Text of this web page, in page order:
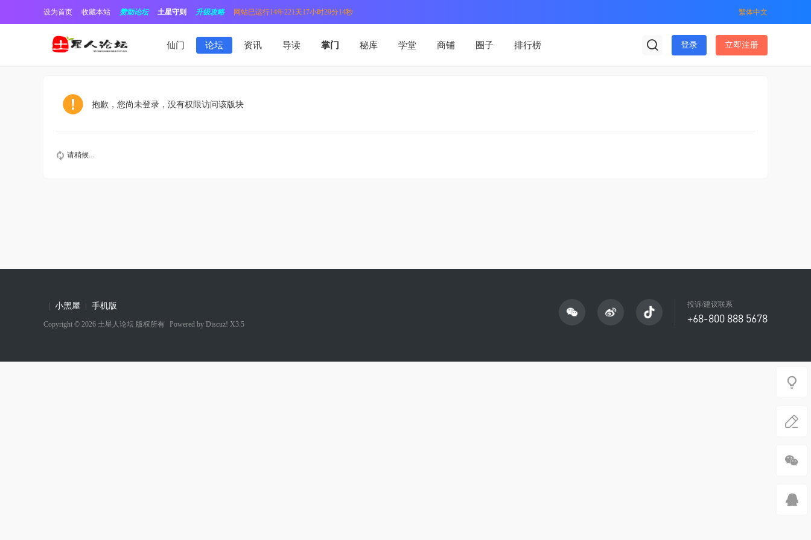
设为首页 收藏本站 赞助论坛 土星守则 升级攻略 网站已运行14年221天17小时29分14秒 繁体中文
仙门 论坛 资讯 导读 掌门 秘库 学堂 商铺 圈子 排行榜 登录 立即注册
抱歉，您尚未登录，没有权限访问该版块
请稍候...
投诉/建议联系
+68-800 888 5678
小黑屋 手机版
Copyright © 2026 土星人论坛 版权所有 Powered by Discuz! X3.5